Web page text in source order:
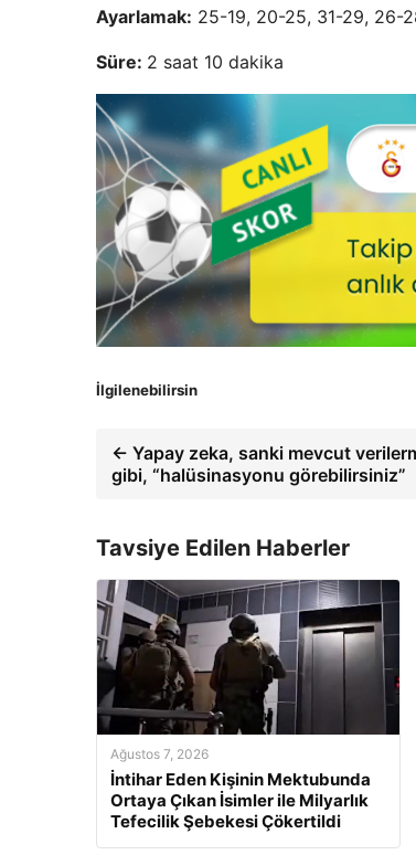
Ayarlamak: 25-19, 20-25, 31-29, 26-
Süre: 2 saat 10 dakika
İlgilenebilirsin
← Yapay zeka, sanki mevcut
gibi, “halüsinasyonu görebilirsiniz”
Tavsiye Edilen Haberler
Ağustos 7, 2026
İntihar Eden Kişinin Mektubunda
Ortaya Çıkan İsimler ile Milyarlık
Tefecilik Şebekesi Çökertildi